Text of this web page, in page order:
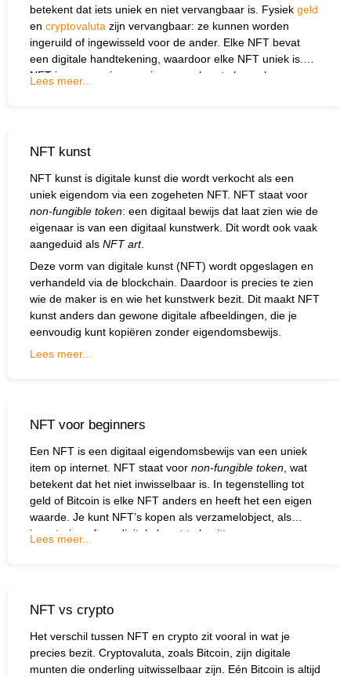
betekent dat iets uniek en niet vervangbaar is. Fysiek geld
en cryptovaluta zijn vervangbaar: ze kunnen worden
ingeruild of ingewisseld voor de ander. Elke NFT bevat
een digitale handtekening, waardoor elke NFT uniek is.
NFT is een manier om eigenaarschap te koppelen aan
Lees meer...
NFT kunst
NFT kunst is digitale kunst die wordt verkocht als een
uniek eigendom via een zogeheten NFT. NFT staat voor
non-fungible token: een digitaal bewijs dat laat zien wie de
eigenaar is van een digitaal kunstwerk. Dit wordt ook vaak
aangeduid als NFT art.
Deze vorm van digitale kunst (NFT) wordt opgeslagen en
verhandeld via de blockchain . Daardoor is precies te zien
wie de maker is en wie het kunstwerk bezit. Dit maakt NFT
kunst anders dan gewone digitale afbeeldingen, die je
eenvoudig kunt kopiëren zonder eigendomsbewijs.
Lees meer...
NFT voor beginners
Een NFT is een digitaal eigendomsbewijs van een uniek
item op internet. NFT staat voor non-fungible token , wat
betekent dat het niet inwisselbaar is. In tegenstelling tot
geld of Bitcoin is elke NFT anders en heeft het een eigen
waarde. Je kunt NFT’s kopen als verzamelobject, als
investering of om digitale kunst te bezitten.
Lees meer...
NFT vs crypto
Het verschil tussen NFT en crypto zit vooral in wat je
precies bezit. Cryptovaluta, zoals Bitcoin , zijn digitale
munten die onderling uitwisselbaar zijn. Eén Bitcoin is altijd